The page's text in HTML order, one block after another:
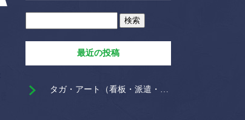
最近の投稿
タガ・アート（看板・派遣・土木・仙台・名取・岩沼）